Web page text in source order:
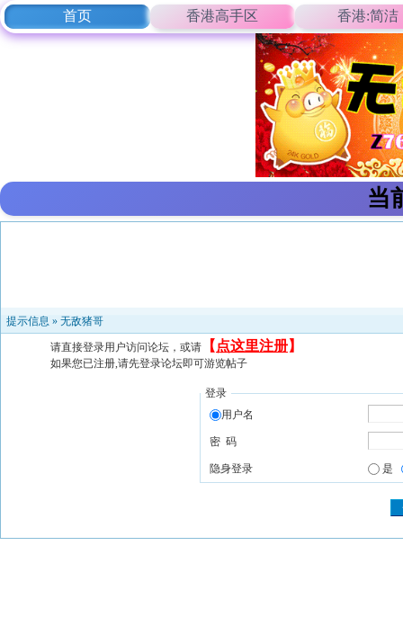
首页 香港高手区 香港:简洁
当
提示信息 » 无敌猪哥
请直接登录用户访问论坛，或请 【 点这里注册】
如果您已注册,请先登录论坛即可游览帖子
登录
用户名
密 码
隐身登录 是